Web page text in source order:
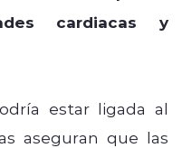
cardiacas y
estar ligada al
aseguran que las